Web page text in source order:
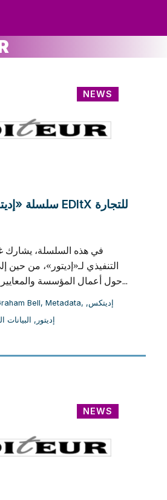
NEWS
في هذه السلسلة، يشارك
التنفيذي لـ«إديتور»، من
حول أعمال المؤسسة والمعايير التي تتولى إدارتها...
Bell, Metadata, إديتكس,
إديتور , البيانات
NEWS